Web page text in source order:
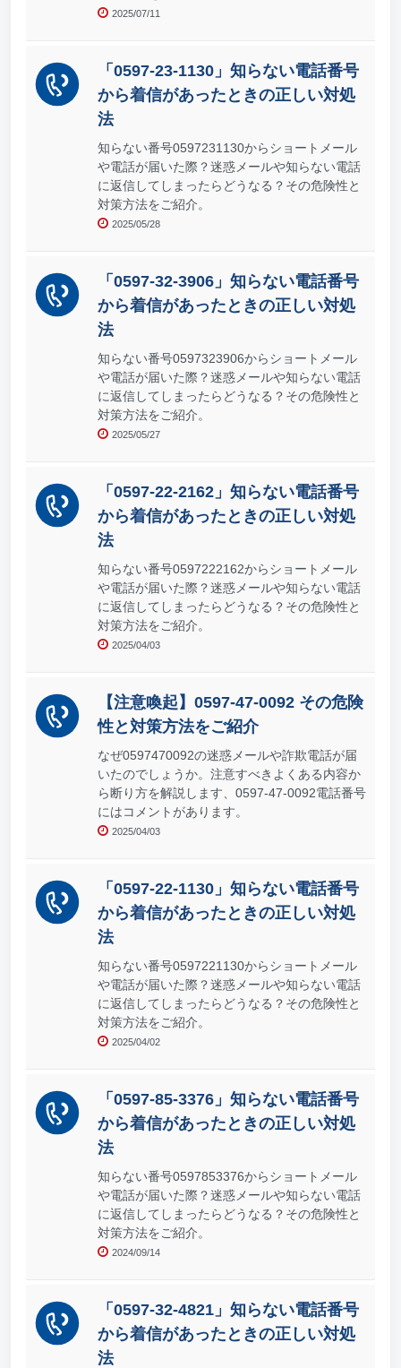
2025/07/11
「0597-23-1130」知らない電話番号
から着信があったときの正しい対処
法
知らない番号0597231130からショートメール
や電話が届いた際？迷惑メールや知らない電話
に返信してしまったらどうなる？その危険性と
対策方法をご紹介。
2025/05/28
「0597-32-3906」知らない電話番号
から着信があったときの正しい対処
法
知らない番号0597323906からショートメール
や電話が届いた際？迷惑メールや知らない電話
に返信してしまったらどうなる？その危険性と
対策方法をご紹介。
2025/05/27
「0597-22-2162」知らない電話番号
から着信があったときの正しい対処
法
知らない番号0597222162からショートメール
や電話が届いた際？迷惑メールや知らない電話
に返信してしまったらどうなる？その危険性と
対策方法をご紹介。
2025/04/03
【注意喚起】0597-47-0092 その危険
性と対策方法をご紹介
なぜ0597470092の迷惑メールや詐欺電話が届
いたのでしょうか。注意すべきよくある内容か
ら断り方を解説します、0597-47-0092電話番号
にはコメントがあります。
2025/04/03
「0597-22-1130」知らない電話番号
から着信があったときの正しい対処
法
知らない番号0597221130からショートメール
や電話が届いた際？迷惑メールや知らない電話
に返信してしまったらどうなる？その危険性と
対策方法をご紹介。
2025/04/02
「0597-85-3376」知らない電話番号
から着信があったときの正しい対処
法
知らない番号0597853376からショートメール
や電話が届いた際？迷惑メールや知らない電話
に返信してしまったらどうなる？その危険性と
対策方法をご紹介。
2024/09/14
「0597-32-4821」知らない電話番号
から着信があったときの正しい対処
法